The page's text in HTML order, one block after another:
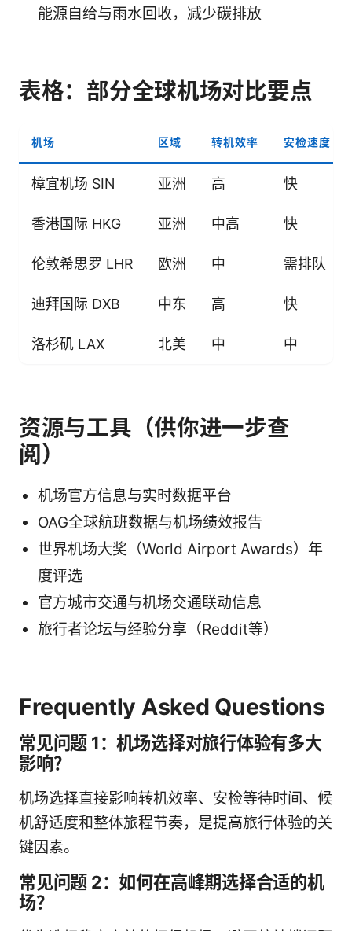
能源自给与雨水回收，减少碳排放
表格：部分全球机场对比要点
机场 区域 转机效率 安检速度
樟宜机场 SIN 亚洲 高 快
香港国际 HKG 亚洲 中高 快
伦敦希思罗 LHR 欧洲 中 需排队
迪拜国际 DXB 中东 高 快
洛杉矶 LAX 北美 中 中
资源与工具（供你进一步查
阅）
机场官方信息与实时数据平台
OAG全球航班数据与机场绩效报告
世界机场大奖（World Airport Awards）年
度评选
官方城市交通与机场交通联动信息
旅行者论坛与经验分享（Reddit等）
Frequently Asked Questions
常见问题 1：机场选择对旅行体验有多大
影响？
机场选择直接影响转机效率、安检等待时间、候
机舒适度和整体旅程节奏，是提高旅行体验的关
键因素。
常见问题 2：如何在高峰期选择合适的机
场？